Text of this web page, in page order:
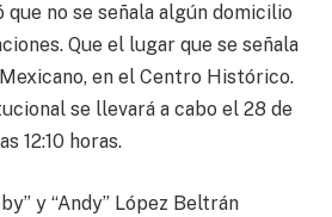
que no se señala algún domicilio
Que el lugar que se señala
en el Centro Histórico.
se llevará a cabo el 28 de
12:10 horas.
y “Andy” López Beltrán